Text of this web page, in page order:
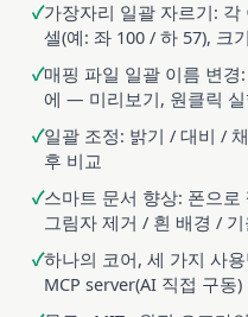
가장자리 일괄 자르기:
셀(예: 좌 100 / 하 57), 크
매핑 파일 일괄 이름 변경
에 — 미리보기, 원클릭
일괄 조정: 밝기 / 대비 /
후 비교
스마트 문서 향상: 폰으
그림자 제거 / 흰 배경 /
하나의 코어, 세 가지 사
MCP server(AI 직접 구동)